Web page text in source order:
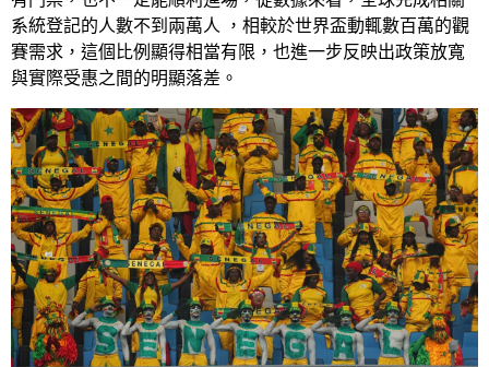
系統登記的人數不到兩萬人 ，相較於世界盃動輒數百萬的觀
賽需求，這個比例顯得相當有限，也進一步反映出政策放寬
與實際受惠之間的明顯落差。